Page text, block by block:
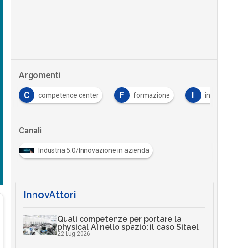
Argomenti
C competence center F formazione industria
Canali
Industria 5.0/Innovazione in azienda
InnovAttori
Quali competenze per portare la
physical AI nello spazio: il caso Sitael
22 Lug 2026